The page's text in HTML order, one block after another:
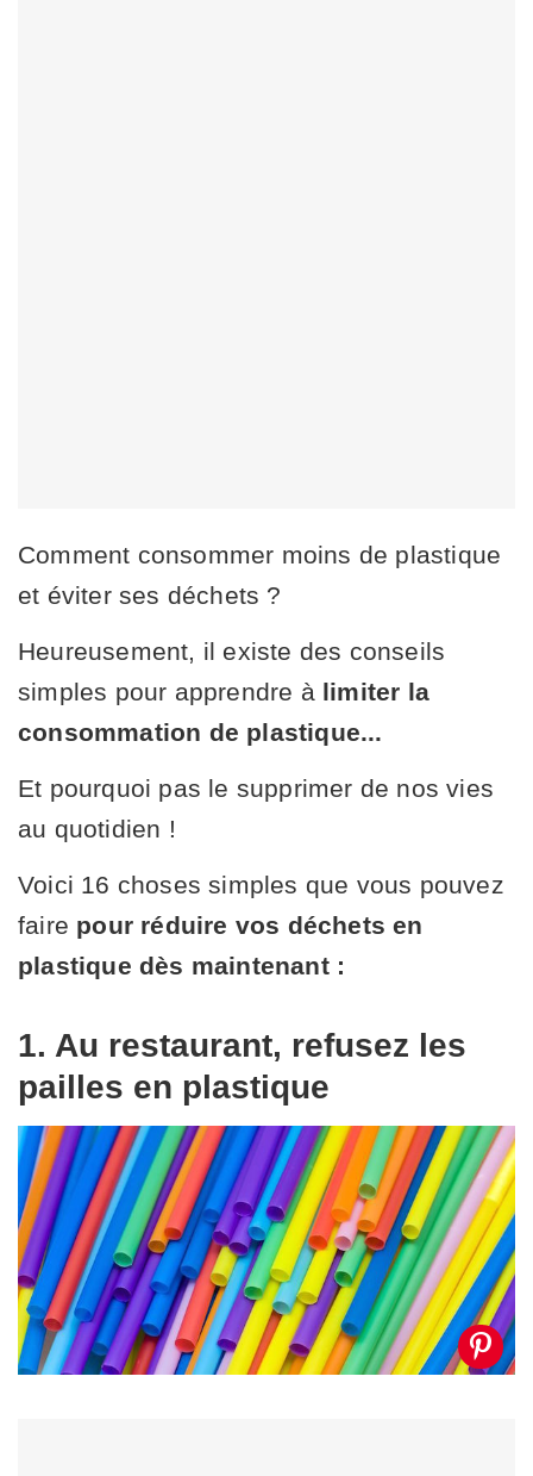
Comment consommer moins de plastique
et éviter ses déchets ?
Heureusement, il existe des conseils
simples pour apprendre à limiter la
consommation de plastique...
Et pourquoi pas le supprimer de nos vies
au quotidien !
Voici 16 choses simples que vous pouvez
faire pour réduire vos déchets en
plastique dès maintenant :
1. Au restaurant, refusez les
pailles en plastique